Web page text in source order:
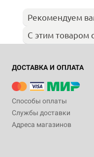
Рекомендуем
С этим товаром
ДОСТАВКА И ОПЛАТА
Способы оплаты
Службы доставки
Адреса магазинов